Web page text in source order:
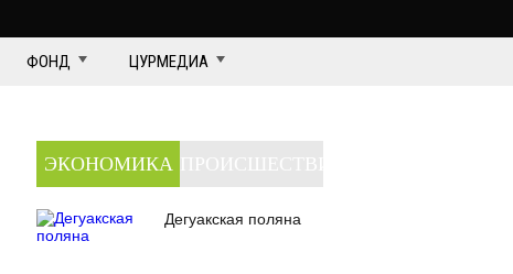
ФОНД ЦУРМЕДИА
ЭКОНОМИКА
Дегуакская поляна